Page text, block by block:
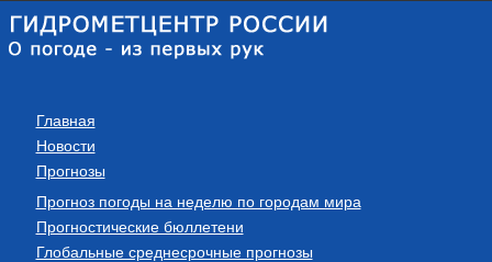
Главная
Новости
Прогнозы
Прогноз погоды на неделю по городам мира
Прогностические бюллетени
Глобальные среднесрочные прогнозы